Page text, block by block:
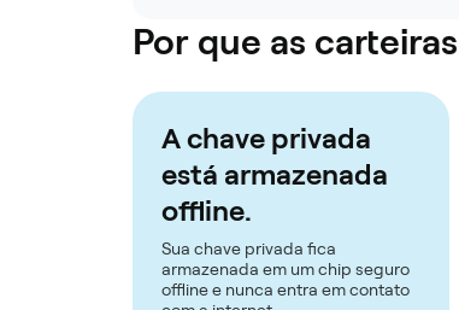
Por que as
A chave privada
está armazenada
offline.
Sua chave privada fica
armazenada em um chip seguro
offline e nunca entra em contato